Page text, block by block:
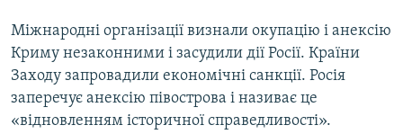
Міжнародні організації визнали окупацію і анексію
Криму незаконними і засудили дії Росії. Країни
Заходу запровадили економічні санкції. Росія
заперечує анексію півострова і називає це
«відновленням історичної справедливості».